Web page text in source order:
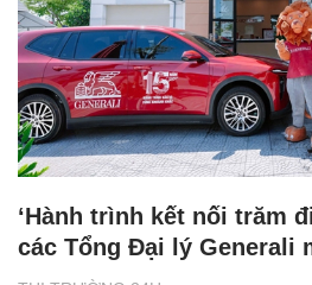
‘Hành trình kết nối trăm
các Tổng Đại lý Generali